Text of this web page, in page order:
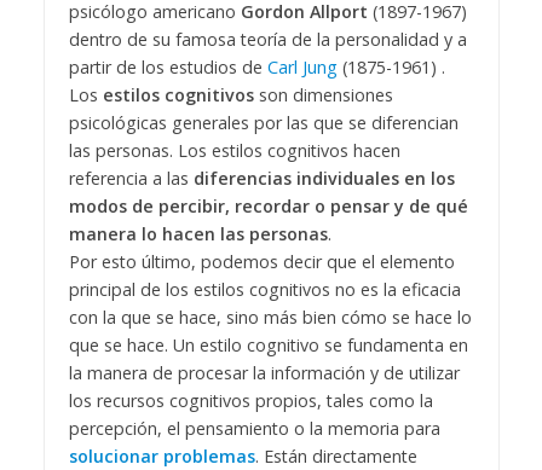
psicólogo americano Gordon Allport (1897-1967)
dentro de su famosa teoría de la personalidad y a
partir de los estudios de Carl Jung(1875-1961) .
Los estilos cognitivosson dimensiones
psicológicas generales por las que se diferencian
las personas. Los estilos cognitivos hacen
referencia a las diferencias individuales en los
modos de percibir, recordar o pensar y de qué
manera lo hacen las personas.
Por esto último, podemos decir que el elemento
principal de los estilos cognitivos no es la eficacia
con la que se hace, sino más bien cómo se hace lo
que se hace. Un estilo cognitivo se fundamenta en
la manera de procesar la información y de utilizar
los recursos cognitivos propios, tales como la
percepción, el pensamiento o la memoria para
solucionar problemas. Están directamente